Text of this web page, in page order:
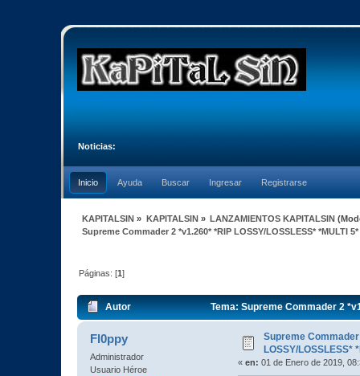
Noticias:
Inicio Ayuda Buscar Ingresar Registrarse
KAPITALSIN » KAPITALSIN» LANZAMIENTOS KAPITALSIN
Supreme Commader 2 *v1.260* *RIP LOSSY/LOSSLESS* *MULTI 5*
Páginas: [1]
Autor Tema: Supreme Commader 2
Fl0ppy
Administrador
Usuario Héroe
Supreme
LOSSY/LOSSLESS*
« en: 01 de Enero de 2019,